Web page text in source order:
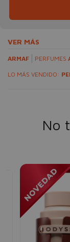
VER MÁS
ARMAF PERFUMES
LO MÁS VENDIDO:
No